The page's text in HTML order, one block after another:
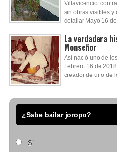
Villavicencio:
sin obras visibles y
detallar Mayo 16
La verdadera
Monseñor
Así nació uno de
Febrero 16 de
creador de uno de
¿Sabe bailar joropo?
Sí